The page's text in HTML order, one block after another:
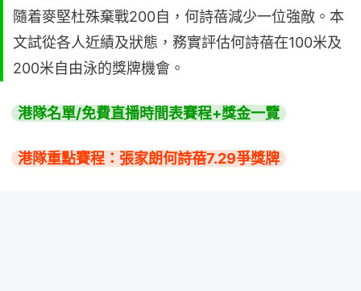
隨着麥堅杜殊棄戰200自，何詩蓓減少一位強敵。本
文試從各人近績及狀態，務實評估何詩蓓在100米及
200米自由泳的獎牌機會。
港隊名單/免費直播時間表賽程+獎金一覽
港隊重點賽程：張家朗何詩蓓7.29爭獎牌